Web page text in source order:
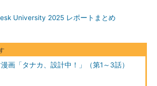
University 2025 レポートまとめ
画「タナカ、設計中！」（第1～3話）